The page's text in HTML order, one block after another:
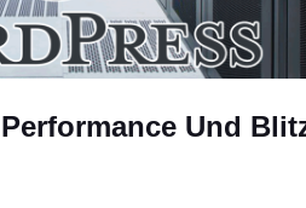
Und